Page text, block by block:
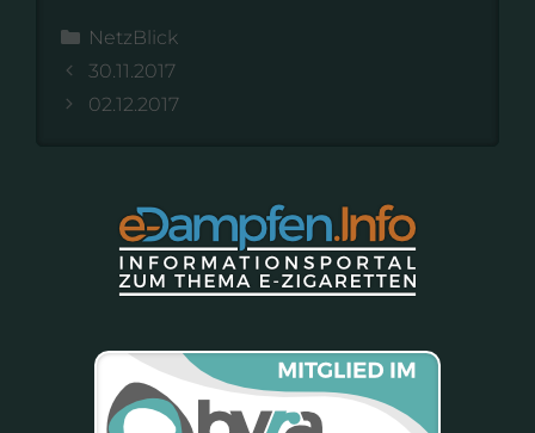
Kategorien
NetzBlick
30.11.2017
02.12.2017